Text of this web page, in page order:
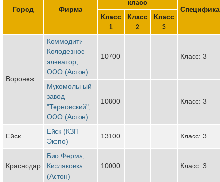
Город Фирма
класс
Класс
1
Класс
2
Класс
3
Воронеж
Коммодити
Колодезное
элеватор,
ООО (Астон)
10700 Класс: 3
Мукомольный
завод
"Терновский",
ООО (Астон)
10800 Класс: 3
Ейск
Ейск (КЗП
Экспо)
13100 Класс: 3
Краснодар
Био Ферма,
Кисляковка
(Астон)
10000 Класс: 3